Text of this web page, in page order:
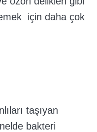
için daha çok
taşıyan
bakteri